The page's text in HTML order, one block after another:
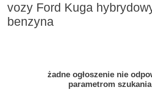
vozy Ford Kuga
benzyna
żadne ogłoszenie nie
parametrom szukania